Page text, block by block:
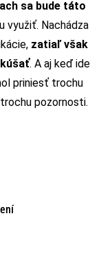
sa bude táto
využiť. Nachádza
zatiaľ však
. A aj keď ide
priniesť trochu
pozornosti.